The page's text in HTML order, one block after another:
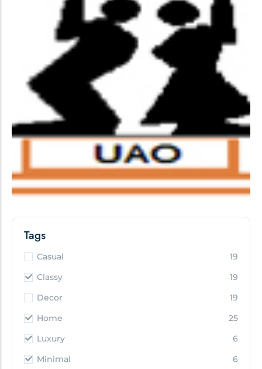
Tags
Casual
19
Classy
19
Decor
19
Home
25
Luxury
6
Minimal
6